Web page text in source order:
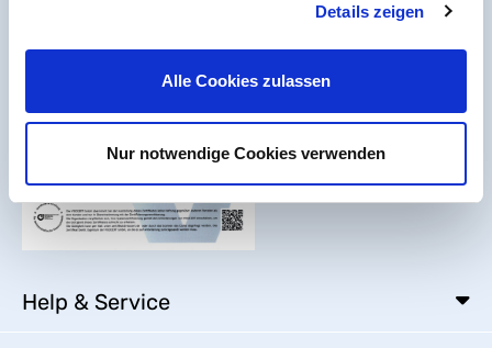
Details zeigen
Alle Cookies zulassen
Nur notwendige Cookies verwenden
Help & Service